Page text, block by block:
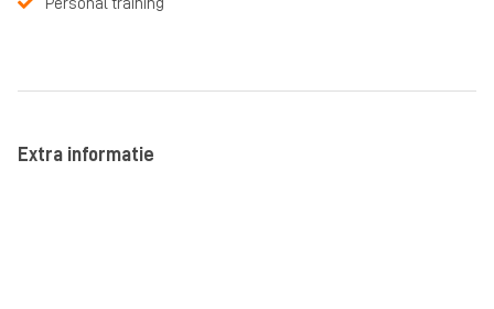
Personal training
Extra informatie